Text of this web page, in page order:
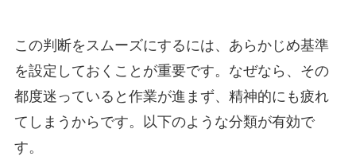
この判断をスムーズにするには、あらかじめ基準
を設定しておくことが重要です。なぜなら、その
都度迷っていると作業が進まず、精神的にも疲れ
てしまうからです。以下のような分類が有効で
す。